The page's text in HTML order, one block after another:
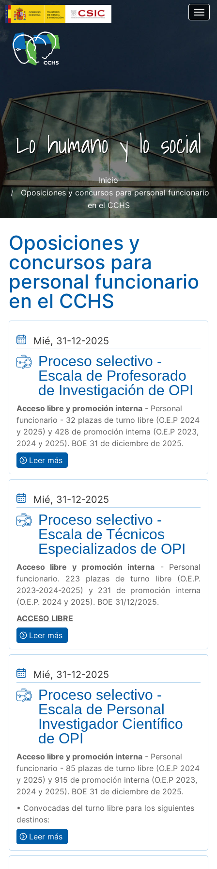
Pasar
al
contenido
principal
Lo humano y lo social
Inicio
Oposiciones y concursos para personal funcionario
en el CCHS
Oposiciones y
concursos para
personal funcionario
en el CCHS
Mié, 31-12-2025
Proceso selectivo -
Escala de Profesorado
de Investigación de OPI
Acceso libre y promoción interna- Personal
funcionario - 32 plazas de turno libre (O.E.P 2024
y 2025) y 428 de promoción interna (O.E.P 2023,
2024 y 2025). BOE 31 de diciembre de 2025.
Leer más
Mié, 31-12-2025
Proceso selectivo -
Escala de Técnicos
Especializados de OPI
Acceso libre y promoción interna - Personal
funcionario. 223 plazas de turno libre (O.E.P.
2023-2024-2025) y 231 de promoción interna
(O.E.P. 2024 y 2025). BOE 31/12/2025.
ACCESO LIBRE
Leer más
Mié, 31-12-2025
Proceso selectivo -
Escala de Personal
Investigador Científico
de OPI
Acceso libre y promoción interna- Personal
funcionario - 85 plazas de turno libre (O.E.P 2024
y 2025) y 915 de promoción interna (O.E.P 2023,
2024 y 2025). BOE 31 de diciembre de 2025.
• Convocadas del turno libre para los siguientes
destinos:
Leer más